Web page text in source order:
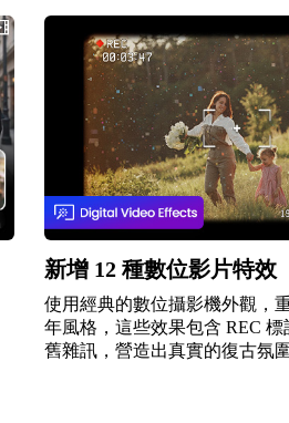
新增 12 種數位影片特效
使用經典的數位攝影機外觀，
年風格，這些效果包含 REC
舊雜訊，營造出真實的復古氛圍